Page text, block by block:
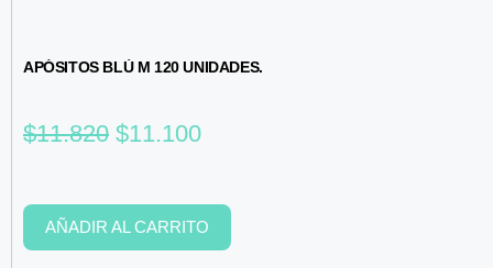
APÓSITOS BLÚ M 120 UNIDADES.
$11.820 $11.100
AÑADIR AL CARRITO